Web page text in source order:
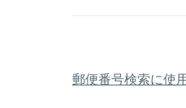
郵便番号検索に使